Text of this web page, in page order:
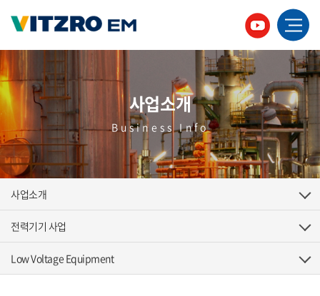
사업소개
Business Info
사업소개
전력기기 사업
Low Voltage Equipment